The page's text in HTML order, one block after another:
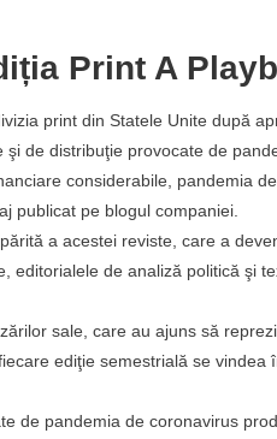
Print A
print din Statele Unite după
de distribuţie provocate de
considerabile, pandemia
publicat pe blogul companiei.
a acestei reviste, care a
editorialele de analiză politică şi
sale, care au ajuns să
ediţie semestrială se vindea
de pandemia de coronavirus